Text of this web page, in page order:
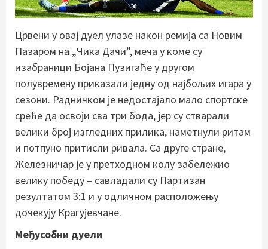
Црвени у овај дуел улазе након ремија са Новим
Пазаром на „Чика Дачи”, меча у коме су
изабраници Бојана Пузигаће у другом
полувремену приказали једну од најбољих игара у
сезони. Радничком је недостајало мало спортске
среће да освоји сва три бода, јер су стварали
велики број изгледних прилика, наметнули ритам
и потпуно притисли ривала. Са друге стране,
Железничар је у претходном колу забележио
велику победу – савладали су Партизан
резултатом 3:1 и у одличном расположењу
дочекују Крагујевчане.
Међусобни дуели